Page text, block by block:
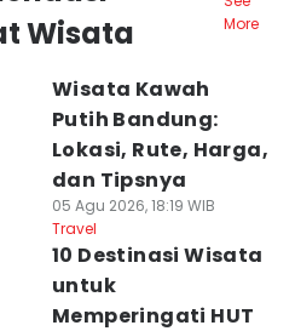
Wisata
More
Wisata Kawah
Putih Bandung:
Lokasi, Rute, Harga,
dan Tipsnya
05 Agu 2026, 18:19 WIB
Travel
10 Destinasi Wisata
untuk
Memperingati HUT